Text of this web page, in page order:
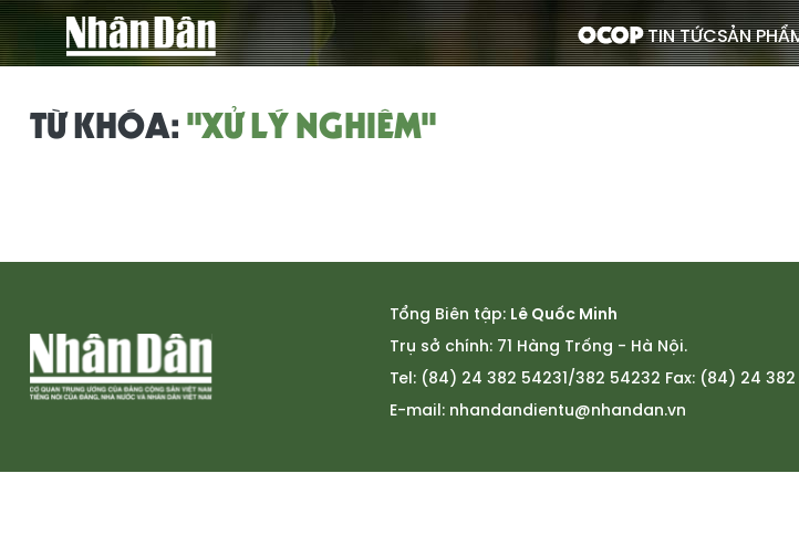
TIN TỨCSẢN
TỪ KHÓA: "XỬ LÝ NGHIÊM"
Tổng Biên tập: Lê Quốc Minh
Trụ sở chính: 71 Hàng Trống - Hà Nội.
Tel: (84) 24 382 54231/382 54232 Fax: (84) 24 382
E-mail: nhandandientu@nhandan.vn